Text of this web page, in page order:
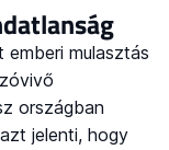
mulasztás
országban
jelenti, hogy